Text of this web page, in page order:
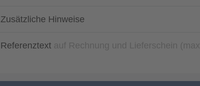
Zusätzliche Hinweise
Referenztext